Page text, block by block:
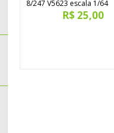
8/247 V5623 escala 1/64
R$ 25,00